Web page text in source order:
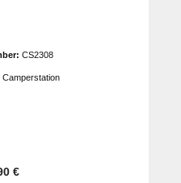
CS2308
Camperstation
:
€